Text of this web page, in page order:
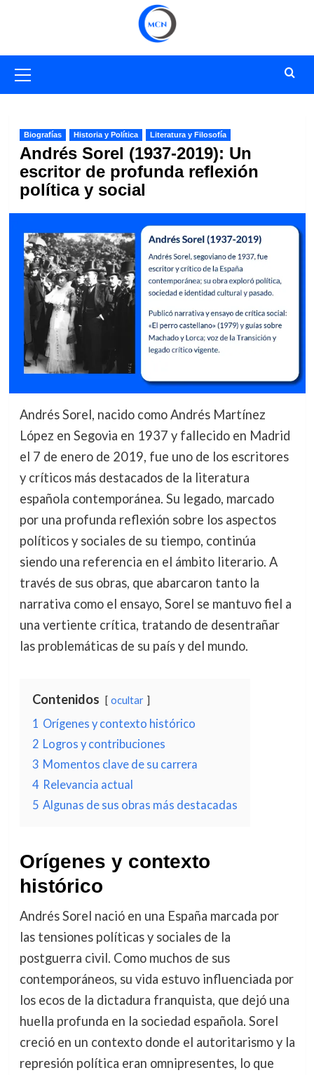
primario
Biografías Historia y Política Literatura y Filosofía
Andrés Sorel (1937-2019): Un
escritor de profunda reflexión
política y social
Andrés Sorel, nacido como Andrés Martínez
López en Segovia en 1937 y fallecido en Madrid
el 7 de enero de 2019, fue uno de los escritores
y críticos más destacados de la literatura
española contemporánea. Su legado, marcado
por una profunda reflexión sobre los aspectos
políticos y sociales de su tiempo, continúa
siendo una referencia en el ámbito literario. A
través de sus obras, que abarcaron tanto la
narrativa como el ensayo, Sorel se mantuvo fiel a
una vertiente crítica, tratando de desentrañar
las problemáticas de su país y del mundo.
Contenidos ocultar
1 Orígenes y contexto histórico
2 Logros y contribuciones
3 Momentos clave de su carrera
4 Relevancia actual
5 Algunas de sus obras más destacadas
Orígenes y contexto
histórico
Andrés Sorel nació en una España marcada por
las tensiones políticas y sociales de la
postguerra civil. Como muchos de sus
contemporáneos, su vida estuvo influenciada por
los ecos de la dictadura franquista, que dejó una
huella profunda en la sociedad española. Sorel
creció en un contexto donde el autoritarismo y la
represión política eran omnipresentes, lo que